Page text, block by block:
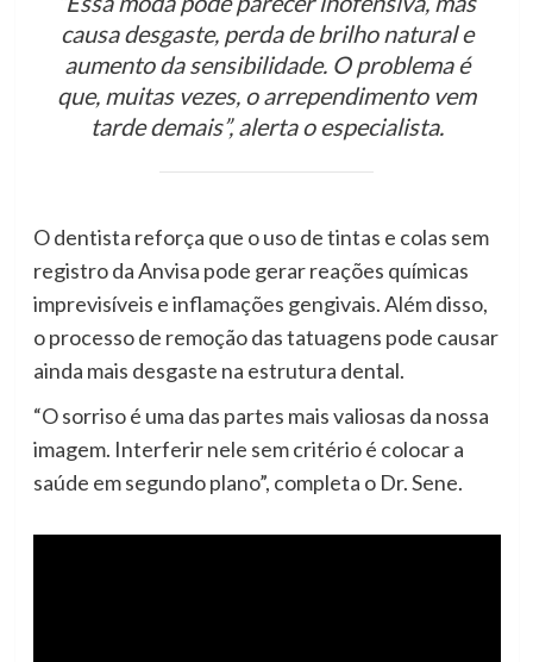
causa desgaste, perda de brilho natural e
aumento da sensibilidade. O problema é
que, muitas vezes, o arrependimento vem
tarde demais”, alerta o especialista.
O dentista reforça que o uso de tintas e colas sem
registro da Anvisa pode gerar reações químicas
imprevisíveis e inflamações gengivais. Além disso,
o processo de remoção das tatuagens pode causar
ainda mais desgaste na estrutura dental.
“O sorriso é uma das partes mais valiosas da nossa
imagem. Interferir nele sem critério é colocar a
saúde em segundo plano”, completa o Dr. Sene.